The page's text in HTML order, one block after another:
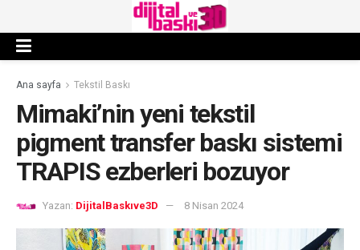
Ana sayfa Tekstil Baskı
Mimaki’nin yeni tekstil
pigment transfer baskı sistemi
TRAPIS ezberleri bozuyor
Yazan: DijitalBaskıve3D 8 Nisan 2024